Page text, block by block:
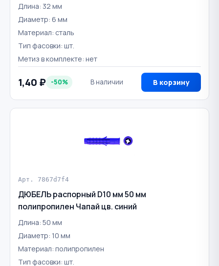
Длина: 32 мм
Диаметр: 6 мм
Материал: сталь
Тип фасовки: шт.
Метиз в комплекте: нет
1,40 ₽ -50% В наличии В корзину
Арт. 7867d7f4
ДЮБЕЛЬ распорный D10 мм 50 мм
полипропилен Чапай цв. синий
Длина: 50 мм
Диаметр: 10 мм
Материал: полипропилен
Тип фасовки: шт.